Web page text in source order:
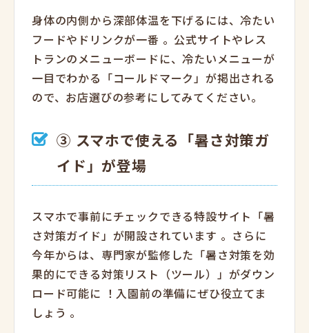
身体の内側から深部体温を下げるには、冷たい
フードやドリンクが一番 。公式サイトやレス
トランのメニューボードに、冷たいメニューが
一目でわかる「コールドマーク」が掲出される
ので、お店選びの参考にしてみてください。
③ スマホで使える「暑さ対策ガ
イド」が登場
スマホで事前にチェックできる特設サイト「暑
さ対策ガイド」が開設されています 。さらに
今年からは、専門家が監修した「暑さ対策を効
果的にできる対策リスト（ツール）」がダウン
ロード可能に ！入園前の準備にぜひ役立てま
しょう 。